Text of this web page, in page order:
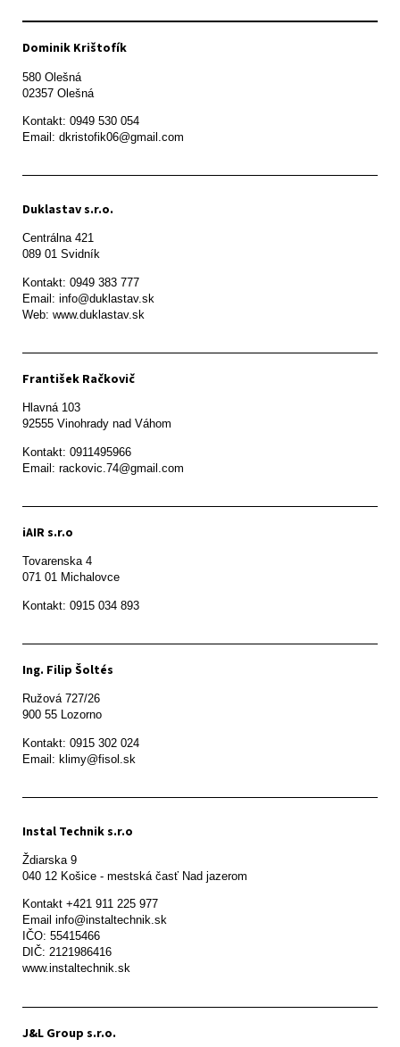
Dominik Krištofík
580 Olešná
Kontakt: 0949 530 054
Email: dkristofik06@gmail.com
Duklastav s.r.o.
Centrálna 421
089 01 Svidník
Kontakt: 0949 383 777
Email: info@duklastav.sk
Web: www.duklastav.sk
František Račkovič
Hlavná 103
92555 Vinohrady nad Váhom
Kontakt: 0911495966
Email: rackovic.74@gmail.com
iAIR s.r.o
Tovarenska 4
071 01 Michalovce
Ing. Filip Šoltés
Ružová 727/26
900 55 Lozorno
Kontakt: 0915 302 024
Email: klimy@fisol.sk
Instal Technik s.r.o
Ždiarska 9
Kontakt +421 911 225 977
Email info@instaltechnik.sk
IČO: 55415466
DIČ: 2121986416
www.instaltechnik.sk
J&L Group s.r.o.